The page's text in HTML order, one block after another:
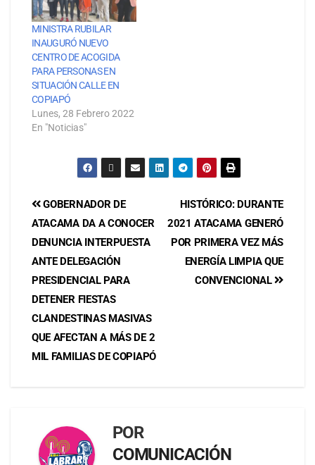
MINISTRA RUBILAR
INAUGURÓ NUEVO
CENTRO DE ACOGIDA
PARA PERSONAS EN
SITUACIÓN CALLE EN
COPIAPÓ
Lunes, 28 Febrero 2022
En "Noticias"
HISTÓRICO: DURANTE
2021 ATACAMA GENERÓ
POR PRIMERA VEZ MÁS
ENERGÍA LIMPIA QUE
CONVENCIONAL
GOBERNADOR DE
ATACAMA DA A CONOCER
DENUNCIA INTERPUESTA
ANTE DELEGACIÓN
PRESIDENCIAL PARA
DETENER FIESTAS
CLANDESTINAS MASIVAS
QUE AFECTAN A MÁS DE 2
MIL FAMILIAS DE COPIAPÓ
POR
COMUNICACIÓN